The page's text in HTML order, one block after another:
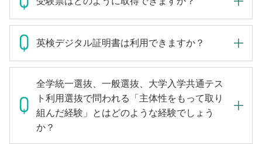
英検デジタル証明書は利用できますか？
全学統一選抜、一般選抜、大学入学共通テス
ト利用選抜で問われる「主体性をもって取り
組んだ経験」とはどのような経験でしょう
か？